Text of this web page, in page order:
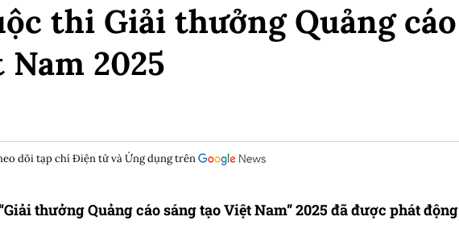
thi Giải thưởng Quảng cáo
2025
dõi tạp chí Điện tử và Ứng dụng trên
thưởng Quảng cáo sáng tạo Việt Nam” 2025 đã được phát động